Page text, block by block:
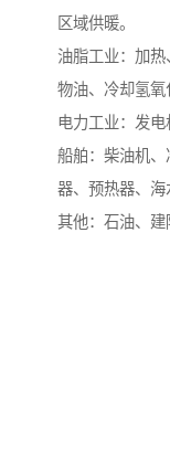
区域供暖。
油脂工业：加
物油、冷却氢氧
电力工业：发电
船舶：柴油机
器、预热器、海
其他：石油、建